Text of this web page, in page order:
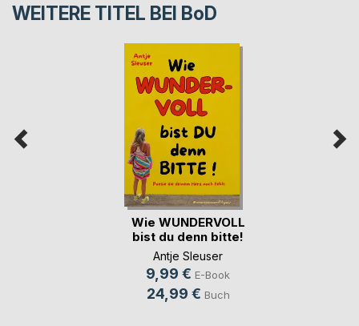
WEITERE TITEL BEI BoD
Wie WUNDERVOLL
bist du denn bitte!
Antje Sleuser
9,99 € E-Book
24,99 € Buch